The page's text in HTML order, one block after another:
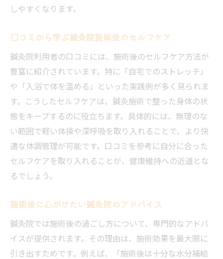
しやすくなります。
口コミから学ぶ鍼灸院施術後のセルフケア
鍼灸院利用者の口コミには、施術後のセルフケア方法が
豊富に紹介されています。特に「自宅でのストレッチ」
や「入浴で体を温める」といった実践例が多く見られま
す。こうしたセルフケアは、鍼灸施術で整った身体の状
態をキープするのに役立ちます。具体的には、無理のな
い範囲で軽い体操や深呼吸を取り入れることで、より快
適な体調管理が可能です。口コミを参考に自分に合った
セルフケアを取り入れることが、健康維持への近道とな
るでしょう。
施術後に心がけたい鍼灸院のアドバイス
鍼灸院では施術後の過ごし方について、専門的なアドバ
イスが提供されます。その理由は、施術効果を最大限に
引き出すためです。例えば、「施術後は十分な水分補給